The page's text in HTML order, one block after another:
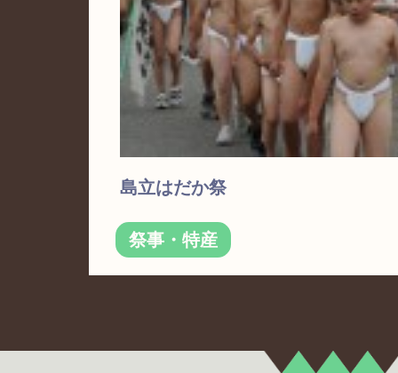
島立はだか祭
祭事・特産